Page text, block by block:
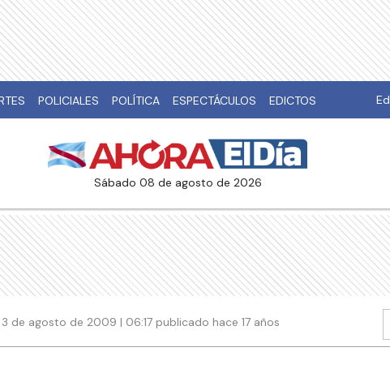
POLICIALES POLÍTICA ESPECTÁCULOS EDICTOS
sábado 08 de agosto de 2026
3 de agosto de 2009 | 06:17 publicado hace 17 años